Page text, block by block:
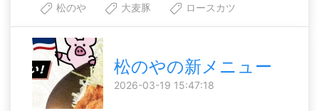
松のや
大麦豚 ロースカツ
松のやの新メニュー
2026-03-19 15:47:18